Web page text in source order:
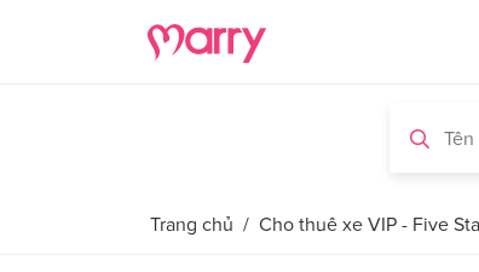
Trang chủ / Cho thuê xe VIP - Five